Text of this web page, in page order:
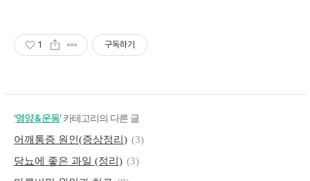
1 구독하기
'영양 & 운동' 카테고리의 다른 글
어깨통증 원인(증상정리) (3)
당뇨에 좋은 과일 (정리) (3)